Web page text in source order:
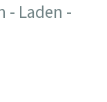
- Laden -